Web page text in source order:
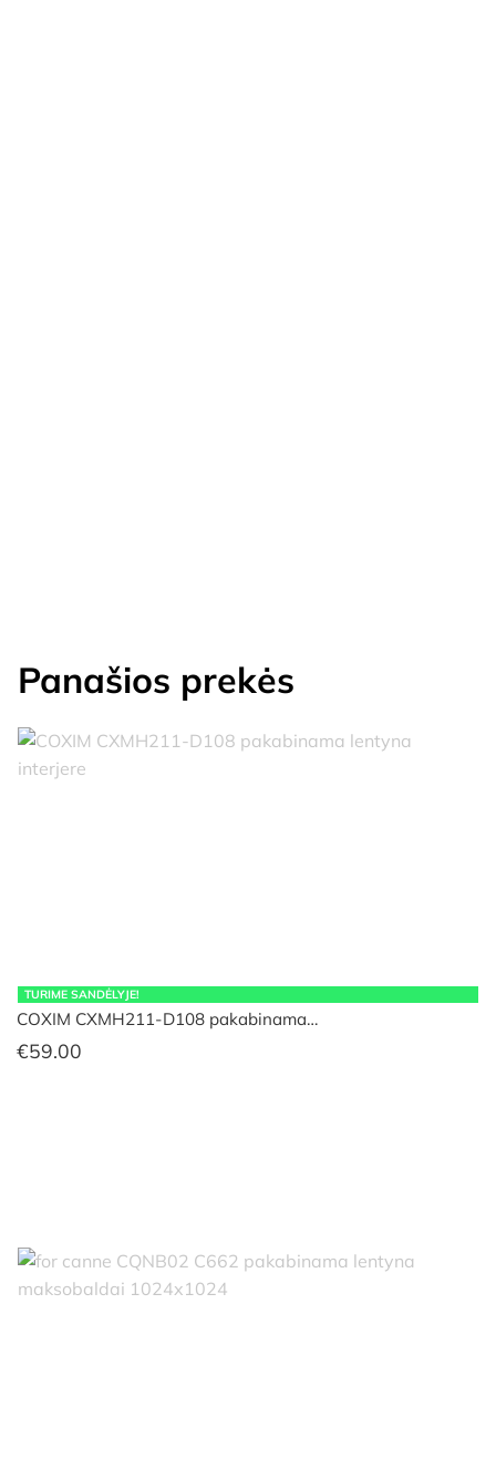
Panašios prekės
TURIME SANDĖLYJE!
COXIM CXMH211-D108 pakabinama…
€59.00